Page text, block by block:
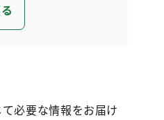
必要な情報をお届け